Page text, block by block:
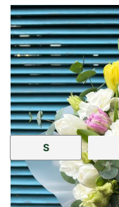
Очікується
50см 35см
Розмір:
S
2 655 грн